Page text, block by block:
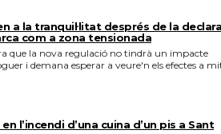
a la tranquil·litat després de la
com a zona tensionada
que la nova regulació no tindrà un impacte
i demana esperar a veure'n els efectes a
l’incendi d’una cuina d’un pis a Sant